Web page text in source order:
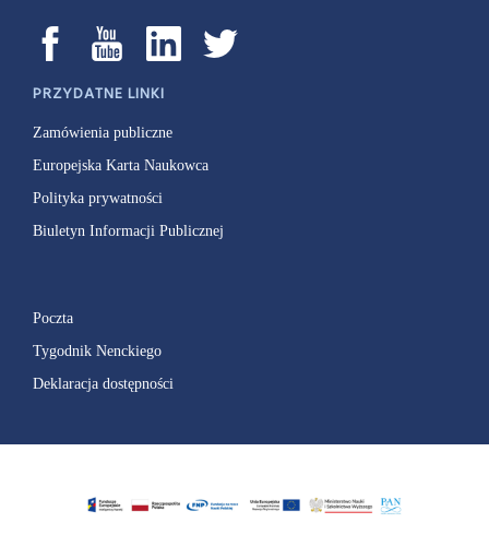
PRZYDATNE LINKI
Zamówienia publiczne
Europejska Karta Naukowca
Polityka prywatności
Biuletyn Informacji Publicznej
Poczta
Tygodnik Nenckiego
Deklaracja dostępności